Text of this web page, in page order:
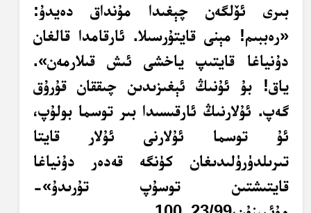
بىرى ئۆلگەن چېغىدا مۇنداق دەيدۇ:
«رەببىم! مېنى قايتۇرسىلا. ئارقامدا قالغان
دۇنياغا قايتىپ ياخشى ئىش قىلارمەن».
ياق! بۇ ئۇنىڭ ئېغىزىدىن چىققان قۇرۇق
گەپ. ئۇلارنىڭ ئارقىسىدا بىر توسما بولۇپ،
ئۇ توسما ئۇلارنى ئۇلار قايتا
تىرىلدۈرۈلىدىغان كۈنگە قەدەر دۇنياغا
قايتىشتىن توسۇپ تۇرىدۇ»-